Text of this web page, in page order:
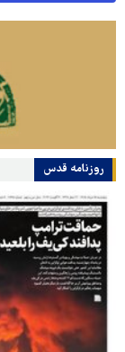
روزنامه قدس